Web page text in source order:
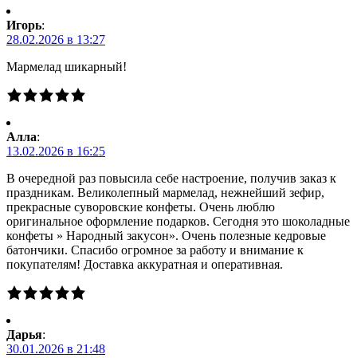
Игорь:
28.02.2026 в 13:27
Мармелад шикарный!
Алла:
13.02.2026 в 16:25
В очередной раз повысила себе настроение, получив заказ к
праздникам. Великолепный мармелад, нежнейший зефир,
прекрасные суворовские конфеты. Очень люблю
оригинальное оформление подарков. Сегодня это шоколадные
конфеты » Народный закусон». Очень полезные кедровые
батончики. Спасибо огромное за работу и внимание к
покупателям! Доставка аккуратная и оперативная.
Дарья:
30.01.2026 в 21:48